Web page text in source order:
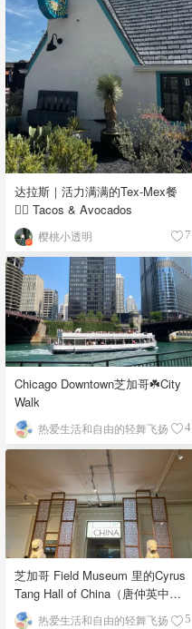
达拉斯｜活力满满的Tex-Mex餐
👉🏼 Tacos & Avocados
樱桃小透明 7
Chicago Downtown芝加哥☘️City
Walk
热爱生活和自由的轻舞飞扬 4
芝加哥 Field Museum 里的Cyrus
Tang Hall of China（唐仲英中国
馆） 热爱生活和自由的轻舞飞扬 5